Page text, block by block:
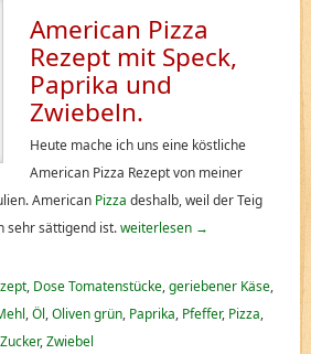
American Pizza
Rezept mit Speck,
Paprika und
Zwiebeln.
Heute mache ich uns eine köstliche
American Pizza Rezept von meiner
American Pizza deshalb, weil der Teig
sehr sättigend ist.weiterlesen →
, Dose Tomatenstücke,geriebener Käse,
,Öl,Oliven grün, Paprika, Pfeffer, Pizza,
Zucker,Zwiebel